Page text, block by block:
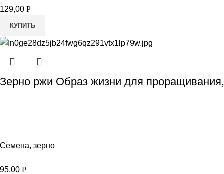
129,00 Р
КУПИТЬ
Зерно ржи Образ жизни для
Семена, зерно
95,00 Р